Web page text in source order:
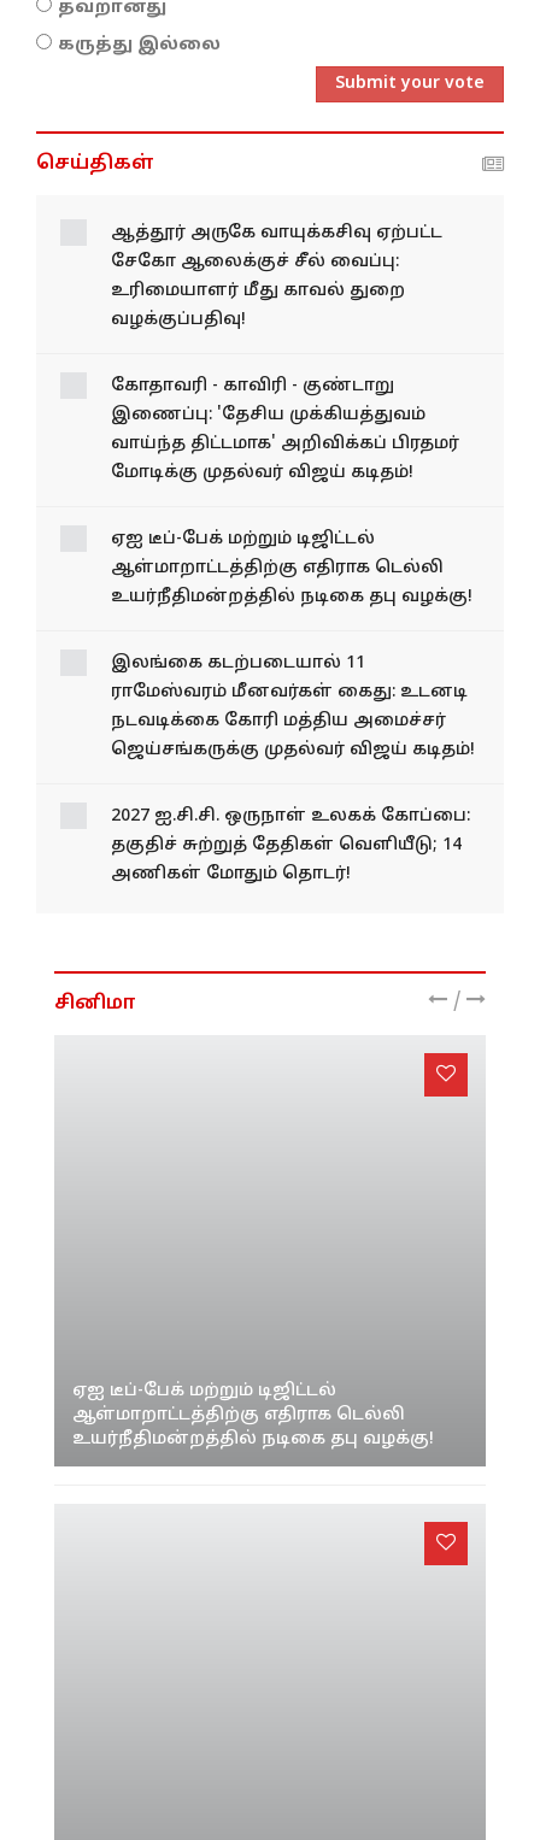
தவறானது
கருத்து இல்லை
Submit your vote
செய்திகள்
ஆத்தூர் அருகே வாயுக்கசிவு ஏற்பட்ட
சேகோ ஆலைக்குச் சீல் வைப்பு:
உரிமையாளர் மீது காவல் துறை
வழக்குப்பதிவு!
கோதாவரி - காவிரி - குண்டாறு
இணைப்பு: 'தேசிய முக்கியத்துவம்
வாய்ந்த திட்டமாக' அறிவிக்கப் பிரதமர்
மோடிக்கு முதல்வர் விஜய் கடிதம்!
ஏஐ டீப்-பேக் மற்றும் டிஜிட்டல்
ஆள்மாறாட்டத்திற்கு எதிராக டெல்லி
உயர்நீதிமன்றத்தில் நடிகை தபு வழக்கு!
இலங்கை கடற்படையால் 11
ராமேஸ்வரம் மீனவர்கள் கைது: உடனடி
நடவடிக்கை கோரி மத்திய அமைச்சர்
ஜெய்சங்கருக்கு முதல்வர் விஜய் கடிதம்!
2027 ஐ.சி.சி. ஒருநாள் உலகக் கோப்பை:
தகுதிச் சுற்றுத் தேதிகள் வெளியீடு; 14
அணிகள் மோதும் தொடர்!
சினிமா /
ஏஐ டீப்-பேக் மற்றும் டிஜிட்டல்
ஆள்மாறாட்டத்திற்கு எதிராக டெல்லி
உயர்நீதிமன்றத்தில் நடிகை தபு வழக்கு!